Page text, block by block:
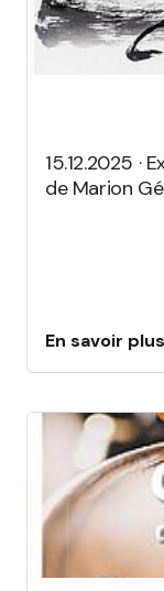
15.12.2025 ·
de Marion
En savoir plus